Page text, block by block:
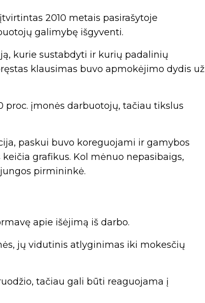
2010 metais pasirašytoje
galimybę išgyventi.
kurie sustabdyti ir kurių padalinių
klausimas buvo apmokėjimo dydis už
proc. įmonės darbuotojų, tačiau tikslus
paskui buvo koreguojami ir gamybos
grafikus. Kol mėnuo nepasibaigs,
pirmininkė.
apie išėjimą iš darbo.
jų vidutinis atlyginimas iki mokesčių
tačiau gali būti reaguojama į